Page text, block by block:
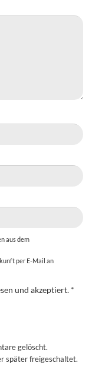
aus dem
per E-Mail an
und akzeptiert. *
gelöscht.
später freigeschaltet.